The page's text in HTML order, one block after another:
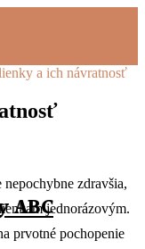
ABC
a ich návratnosť
zdravšia,
jednorázovým.
prvotné pochopenie